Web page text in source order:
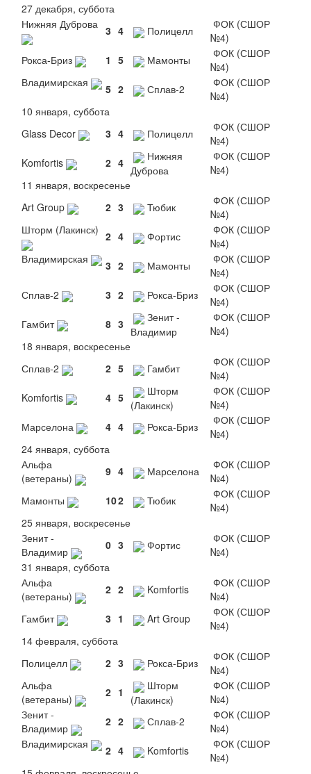
27 декабря, суббота
Нижняя Дуброва 3 4 Полицелл
ФОК (СШОР
№4)
Рокса-Бриз
1 5 Мамонты
ФОК (СШОР
№4)
Владимирская
5 2 Сплав-2
ФОК (СШОР
№4)
10 января, суббота
Glass Decor
3 4 Полицелл
ФОК (СШОР
№4)
Komfortis
2 4
Нижняя
Дуброва
ФОК (СШОР
№4)
11 января, воскресенье
Art Group
2 3 Тюбик
ФОК (СШОР
№4)
Шторм (Лакинск) 2 4 Фортис
ФОК (СШОР
№4)
Владимирская
3 2 Мамонты
ФОК (СШОР
№4)
Сплав-2
3 2 Рокса-Бриз
ФОК (СШОР
№4)
Гамбит
8 3
Зенит -
Владимир
ФОК (СШОР
№4)
18 января, воскресенье
Сплав-2
2 5 Гамбит
ФОК (СШОР
№4)
Komfortis
4 5
Шторм
(Лакинск)
ФОК (СШОР
№4)
Марселона
4 4 Рокса-Бриз
ФОК (СШОР
№4)
24 января, суббота
Альфа
(ветераны)
9 4 Марселона
ФОК (СШОР
№4)
Мамонты
102 Тюбик
ФОК (СШОР
№4)
25 января, воскресенье
Зенит -
Владимир
0 3 Фортис
ФОК (СШОР
№4)
31 января, суббота
Альфа
(ветераны)
2 2 Komfortis
ФОК (СШОР
№4)
Гамбит
3 1 Art Group
ФОК (СШОР
№4)
14 февраля, суббота
Полицелл
2 3 Рокса-Бриз
ФОК (СШОР
№4)
Альфа
(ветераны)
2 1
Шторм
(Лакинск)
ФОК (СШОР
№4)
Зенит -
Владимир
2 2 Сплав-2
ФОК (СШОР
№4)
Владимирская
2 4 Komfortis
ФОК (СШОР
№4)